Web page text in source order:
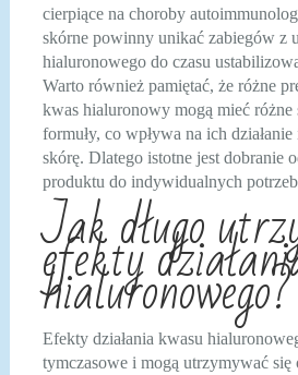
cierpiące na choroby
skórne powinny unikać zabiegów z
hialuronowego do czasu
Warto również pamiętać, że różne
kwas hialuronowy mogą mieć różne
formuły, co wpływa na ich
skórę. Dlatego istotne jest dobranie
produktu do indywidualnych
Jak długo
efekty
hialuronowego?
Efekty działania kwasu
tymczasowe i mogą utrzymywać